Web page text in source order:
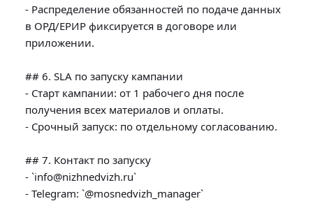
- Распределение обязанностей по подаче данных
в ОРД/ЕРИР фиксируется в договоре или
приложении.
## 6. SLA по запуску кампании
- Старт кампании: от 1 рабочего дня после
получения всех материалов и оплаты.
- Срочный запуск: по отдельному согласованию.
## 7. Контакт по запуску
- `info@nizhnedvizh.ru`